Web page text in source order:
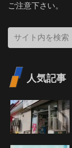
ご注意下さい。
人気記事